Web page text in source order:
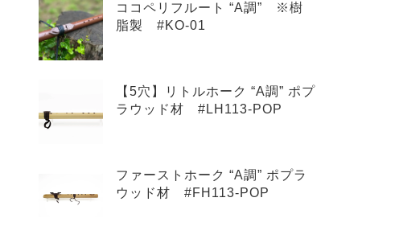
ココペリフルート “A調” ※樹
脂製 #KO-01
【5穴】リトルホーク “A調” ポプ
ラウッド材 #LH113-POP
ファーストホーク “A調” ポプラ
ウッド材 #FH113-POP